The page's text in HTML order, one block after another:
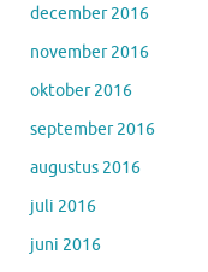
december 2016
november 2016
oktober 2016
september 2016
augustus 2016
juli 2016
juni 2016